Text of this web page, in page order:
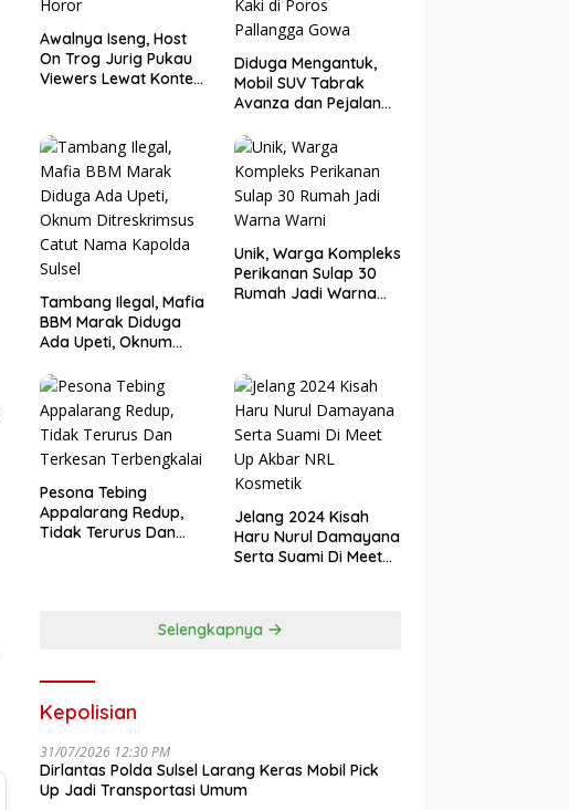
Awalnya Iseng, Host
On Trog Jurig Pukau
Viewers Lewat Konten
Diduga Mengantuk,
Mobil SUV Tabrak
Avanza dan Pejalan
Pallangga Gowa
Tambang Ilegal, Mafia
BBM Marak Diduga
Ada Upeti, Oknum
Nama Kapolda Sulsel
Unik, Warga Kompleks
Perikanan Sulap 30
Rumah Jadi Warna
Pesona Tebing
Appalarang Redup,
Tidak Terurus Dan
Jelang 2024 Kisah
Haru Nurul Damayana
Serta Suami Di Meet
Selengkapnya
Kepolisian
31/07/2026 12:30 PM
Dirlantas Polda Sulsel Larang Keras Mobil Pick
Up Jadi Transportasi Umum